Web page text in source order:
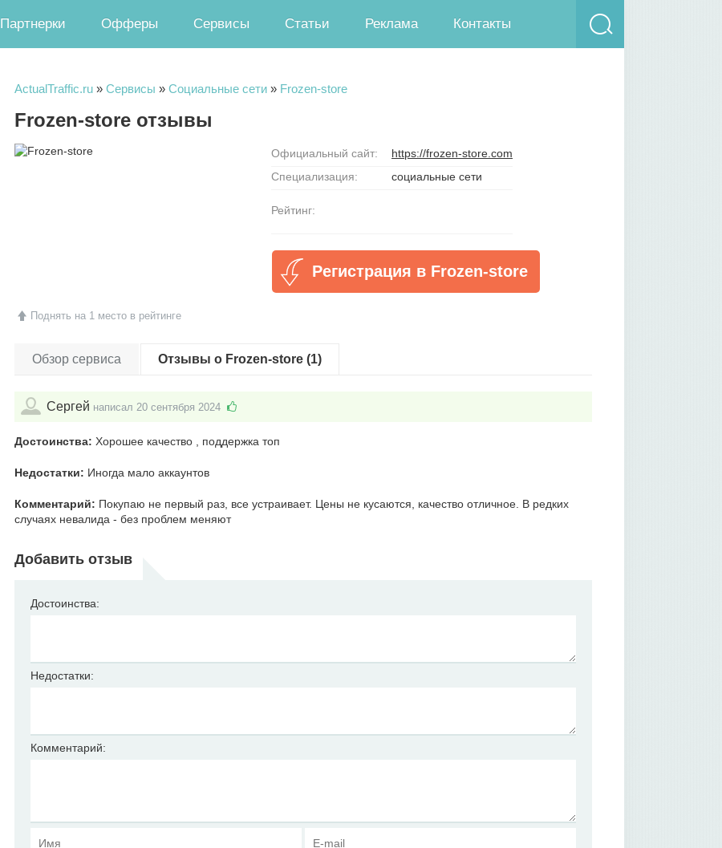
Партнерки Офферы Сервисы Статьи Реклама Контакты
ActualTraffic.ru » Сервисы » Социальные сети » Frozen-store
Frozen-store отзывы
Поднять на 1 место в рейтинге
Официальный сайт:
https://frozen-store.com
Специализация:
социальные сети
Рейтинг:
Регистрация в Frozen-store
Обзор сервиса Отзывы о Frozen-store (1)
Сергей написал 20 сентября 2024
Достоинства: Хорошее качество , поддержка топ
Недостатки: Иногда мало аккаунтов
Комментарий: Покупаю не первый раз, все устраивает. Цены не кусаются, качество отличное. В редких
случаях невалида - без проблем меняют
Добавить отзыв
Достоинства:
Недостатки:
Комментарий: